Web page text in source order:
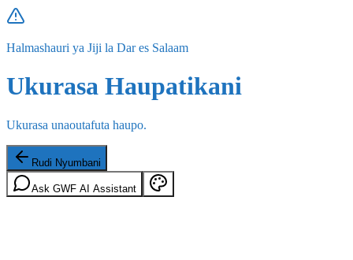
Halmashauri ya Jiji la Dar es Salaam
Ukurasa Haupatikani
Ukurasa unaoutafuta haupo.
Rudi Nyumbani
Ask GWF AI Assistant